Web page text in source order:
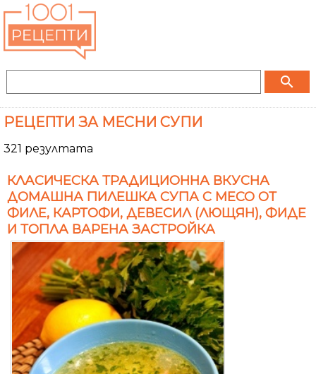
search
РЕЦЕПТИ ЗА МЕСНИ СУПИ
321 резултата
КЛАСИЧЕСКА ТРАДИЦИОННА ВКУСНА
ДОМАШНА ПИЛЕШКА СУПА С МЕСО ОТ
ФИЛЕ, КАРТОФИ, ДЕВЕСИЛ (ЛЮЩЯН), ФИДЕ
И ТОПЛА ВАРЕНА ЗАСТРОЙКА